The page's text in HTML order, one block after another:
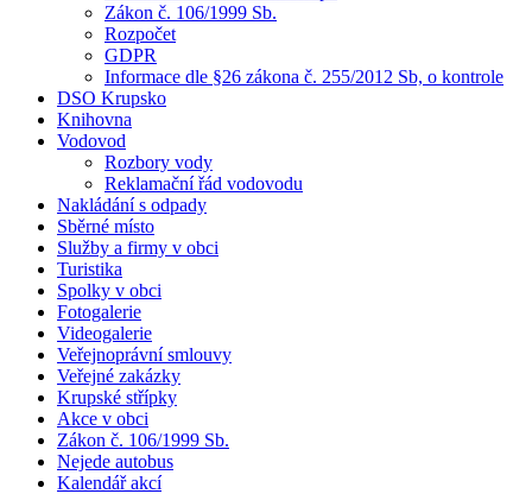
Zákon č. 106/1999 Sb.
Rozpočet
GDPR
Informace dle §26 zákona č. 255/2012 Sb, o kontrole
DSO Krupsko
Knihovna
Vodovod
Rozbory vody
Reklamační řád vodovodu
Nakládání s odpady
Sběrné místo
Služby a firmy v obci
Turistika
Spolky v obci
Fotogalerie
Videogalerie
Veřejnoprávní smlouvy
Veřejné zakázky
Krupské střípky
Akce v obci
Zákon č. 106/1999 Sb.
Nejede autobus
Kalendář akcí